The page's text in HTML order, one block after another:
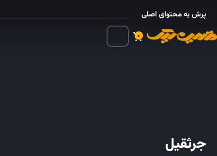
۰۲۱ – ۵۵۲۴ ۵۳۲۵
۰
پرش به محتوای اصلی
جرثقیل